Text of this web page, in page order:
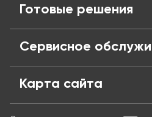
Готовые решения
Сервисное
Карта сайта